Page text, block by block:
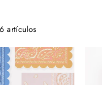
artículos